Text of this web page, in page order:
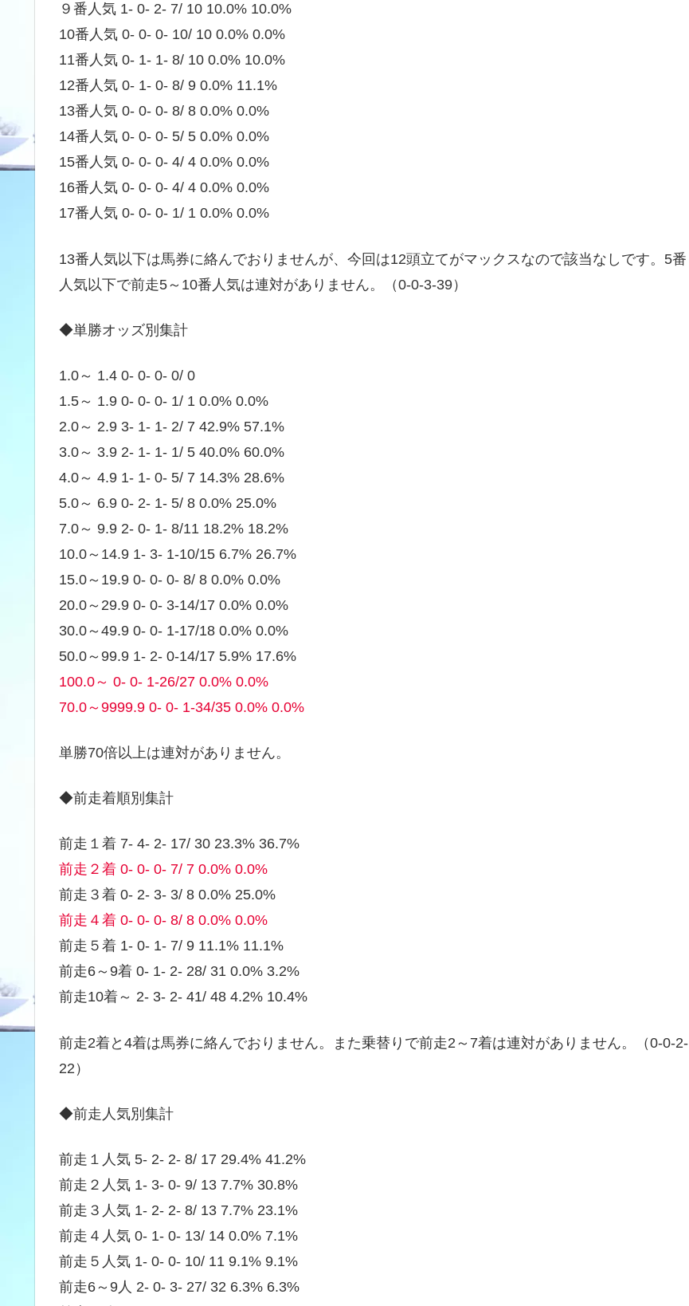
９番人気 1- 0- 2- 7/ 10 10.0% 10.0%
10番人気 0- 0- 0- 10/ 10 0.0% 0.0%
11番人気 0- 1- 1- 8/ 10 0.0% 10.0%
12番人気 0- 1- 0- 8/ 9 0.0% 11.1%
13番人気 0- 0- 0- 8/ 8 0.0% 0.0%
14番人気 0- 0- 0- 5/ 5 0.0% 0.0%
15番人気 0- 0- 0- 4/ 4 0.0% 0.0%
16番人気 0- 0- 0- 4/ 4 0.0% 0.0%
17番人気 0- 0- 0- 1/ 1 0.0% 0.0%
13番人気以下は馬券に絡んでおりませんが、今回は12頭立てがマックスなので該当なしです。5番
人気以下で前走5～10番人気は連対がありません。（0-0-3-39）
◆単勝オッズ別集計
1.0～ 1.4 0- 0- 0- 0/ 0
1.5～ 1.9 0- 0- 0- 1/ 1 0.0% 0.0%
2.0～ 2.9 3- 1- 1- 2/ 7 42.9% 57.1%
3.0～ 3.9 2- 1- 1- 1/ 5 40.0% 60.0%
4.0～ 4.9 1- 1- 0- 5/ 7 14.3% 28.6%
5.0～ 6.9 0- 2- 1- 5/ 8 0.0% 25.0%
7.0～ 9.9 2- 0- 1- 8/11 18.2% 18.2%
10.0～14.9 1- 3- 1-10/15 6.7% 26.7%
15.0～19.9 0- 0- 0- 8/ 8 0.0% 0.0%
20.0～29.9 0- 0- 3-14/17 0.0% 0.0%
30.0～49.9 0- 0- 1-17/18 0.0% 0.0%
50.0～99.9 1- 2- 0-14/17 5.9% 17.6%
100.0～ 0- 0- 1-26/27 0.0% 0.0%
70.0～9999.9 0- 0- 1-34/35 0.0% 0.0%
単勝70倍以上は連対がありません。
◆前走着順別集計
前走１着 7- 4- 2- 17/ 30 23.3% 36.7%
前走２着 0- 0- 0- 7/ 7 0.0% 0.0%
前走３着 0- 2- 3- 3/ 8 0.0% 25.0%
前走４着 0- 0- 0- 8/ 8 0.0% 0.0%
前走５着 1- 0- 1- 7/ 9 11.1% 11.1%
前走6～9着 0- 1- 2- 28/ 31 0.0% 3.2%
前走10着～ 2- 3- 2- 41/ 48 4.2% 10.4%
前走2着と4着は馬券に絡んでおりません。また乗替りで前走2～7着は連対がありません。（0-0-2-
22）
◆前走人気別集計
前走１人気 5- 2- 2- 8/ 17 29.4% 41.2%
前走２人気 1- 3- 0- 9/ 13 7.7% 30.8%
前走３人気 1- 2- 2- 8/ 13 7.7% 23.1%
前走４人気 0- 1- 0- 13/ 14 0.0% 7.1%
前走５人気 1- 0- 0- 10/ 11 9.1% 9.1%
前走6～9人 2- 0- 3- 27/ 32 6.3% 6.3%